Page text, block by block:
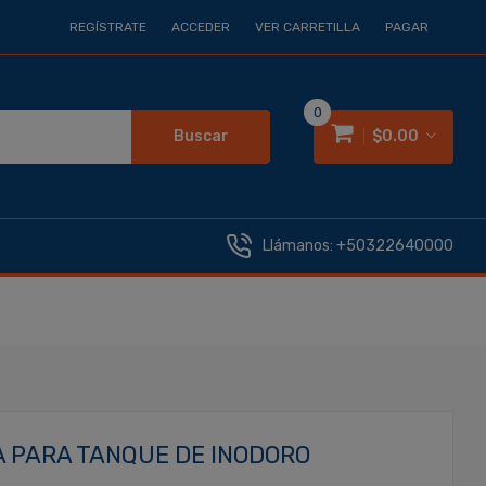
REGÍSTRATE ACCEDER VER CARRETILLA PAGAR
Buscar $0.00
0
Llámanos: +50322640000
TANQUE DE INODORO